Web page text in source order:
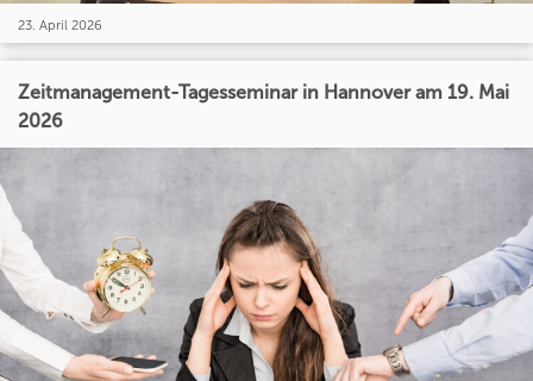
23. April 2026
Zeitmanagement-Tagesseminar in Hannover am 19. Mai
2026